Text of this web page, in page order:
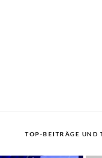
TOP-BEITRÄGE UND